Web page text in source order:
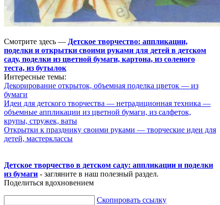
Смотрите здесь — Детское творчество: аппликации,
поделки и открытки своими руками для детей в детском
саду, поделки из цветной бумаги, картона, из соленого
теста, из бутылок
Интересные темы:
Декорирование открыток, объемная поделка цветок — из
бумаги
Идеи для детского творчества — нетрадиционная техника —
объемные аппликации из цветной бумаги, из салфеток,
крупы, стружек, ваты
Открытки к празднику своими руками — творческие идеи для
детей, мастерклассы
Детское творчество в детском саду: аппликации и поделки
из бумаги - загляните в наш полезный раздел.
Поделиться вдохновением
Скопировать ссылку